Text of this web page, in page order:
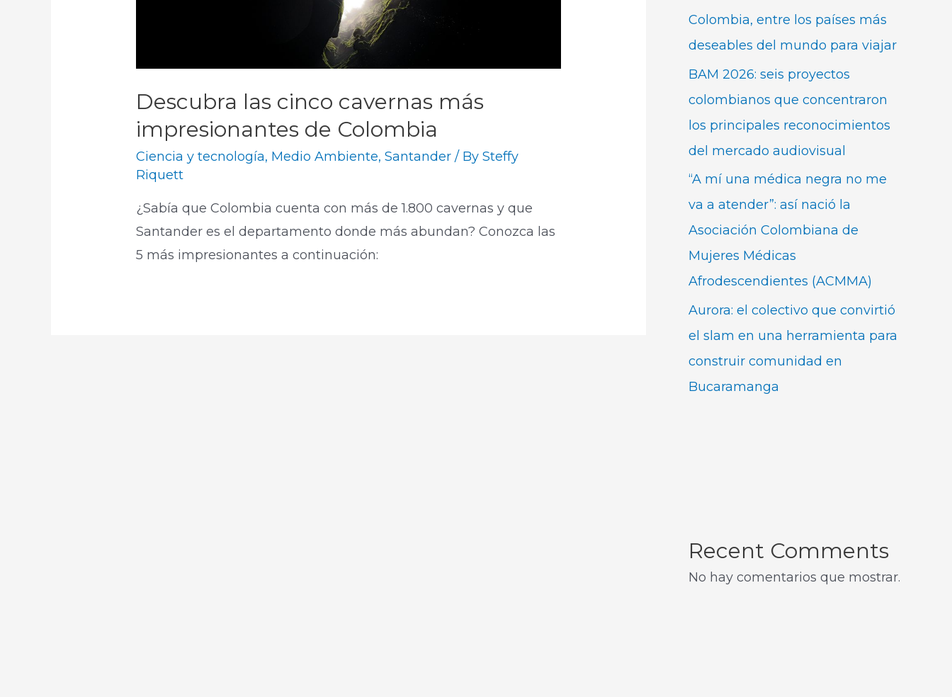
Descubra las cinco cavernas más
impresionantes de Colombia
Ciencia y tecnología, Medio Ambiente,Santander / BySteffy
Riquett
¿Sabía que Colombia cuenta con más de 1.800 cavernas y que
Santander es el departamento donde más abundan? Conozca las
5 más impresionantes a continuación:
Colombia, entre los países más
deseables del mundo para viajar
BAM 2026: seis proyectos
colombianos que concentraron
los principales reconocimientos
del mercado audiovisual
“A mí una médica negra no me
va a atender”: así nació la
Asociación Colombiana de
Mujeres Médicas
Afrodescendientes (ACMMA)
Aurora: el colectivo que convirtió
el slam en una herramienta para
construir comunidad en
Bucaramanga
Recent Comments
No hay comentarios que mostrar.